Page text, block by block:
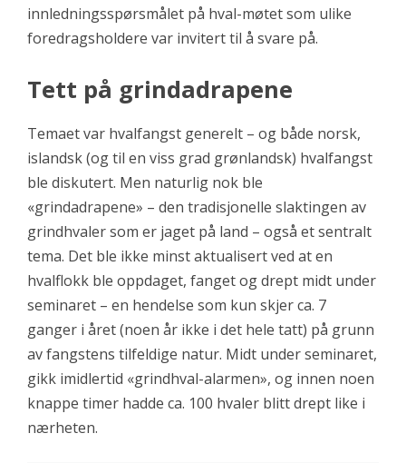
innledningsspørsmålet på hval-møtet som ulike
foredragsholdere var invitert til å svare på.
Tett på grindadrapene
Temaet var hvalfangst generelt – og både norsk,
islandsk (og til en viss grad grønlandsk) hvalfangst
ble diskutert. Men naturlig nok ble
«grindadrapene» – den tradisjonelle slaktingen av
grindhvaler som er jaget på land – også et sentralt
tema. Det ble ikke minst aktualisert ved at en
hvalflokk ble oppdaget, fanget og drept midt under
seminaret – en hendelse som kun skjer ca. 7
ganger i året (noen år ikke i det hele tatt) på grunn
av fangstens tilfeldige natur. Midt under seminaret,
gikk imidlertid «grindhval-alarmen», og innen noen
knappe timer hadde ca. 100 hvaler blitt drept like i
nærheten.